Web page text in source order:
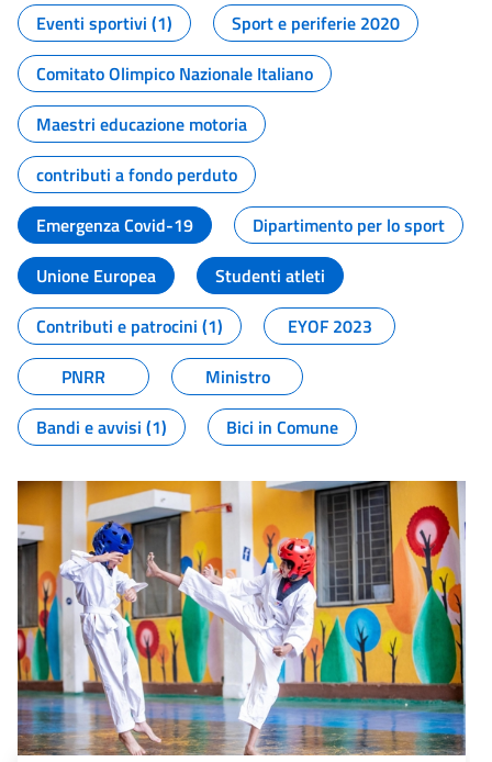
Eventi sportivi (1)
Sport e periferie 2020
Comitato Olimpico Nazionale Italiano
Maestri educazione motoria
contributi a fondo perduto
Emergenza Covid-19
Dipartimento per lo sport
Unione Europea
Studenti atleti
Contributi e patrocini (1)
EYOF 2023
PNRR
Ministro
Bandi e avvisi (1)
Bici in Comune